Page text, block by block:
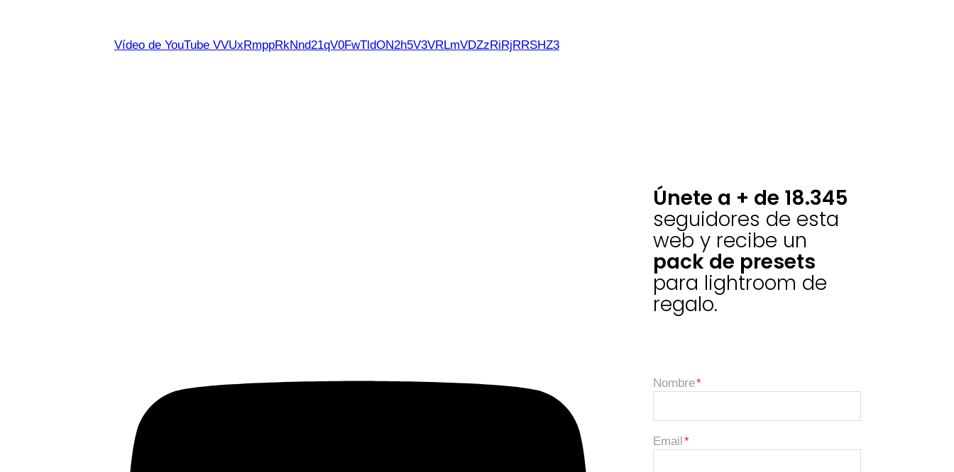
Vídeo de YouTube VVUxRmppRkNnd21qV0FwTldON2h5V3VRLmVDZzRiRjRRSHZ3
Únete a + de 18.345
seguidores de esta
web y recibe un
pack de presets
para lightroom de
regalo.
Nombre
Email